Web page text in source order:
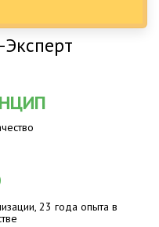
23 года опыта в